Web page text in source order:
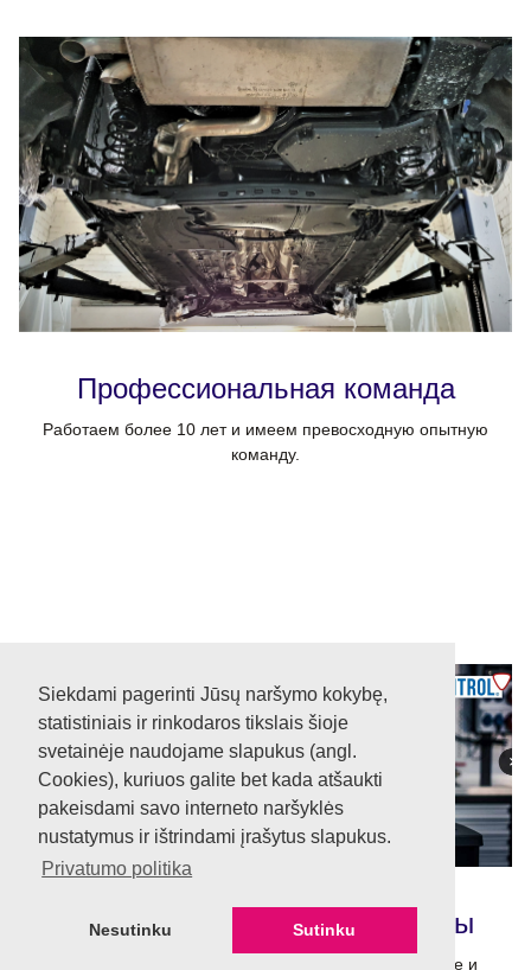
Siekdami pagerinti Jūsų naršymo kokybę,
statistiniais ir rinkodaros tikslais šioje
svetainėje naudojame slapukus (angl.
Cookies), kuriuos galite bet kada atšaukti
pakeisdami savo interneto naršyklės
nustatymus ir ištrindami įrašytus slapukus.
Privatumo politika
Nesutinku Sutinku
Профессиональная команда
Работаем более 10 лет и имеем превосходную опытную
команду.
Профессиональные материалы
Мы используем в работе только профессиональные и